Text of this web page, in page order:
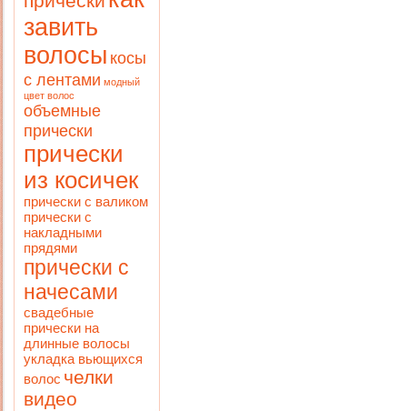
завить
волосы косы
с лентами модный
цвет волос
объемные
прически
прически
из косичек
прически с валиком
прически с
накладными
прядями
прически с
начесами
свадебные
прически на
длинные волосы
укладка вьющихся
волос челки
видео